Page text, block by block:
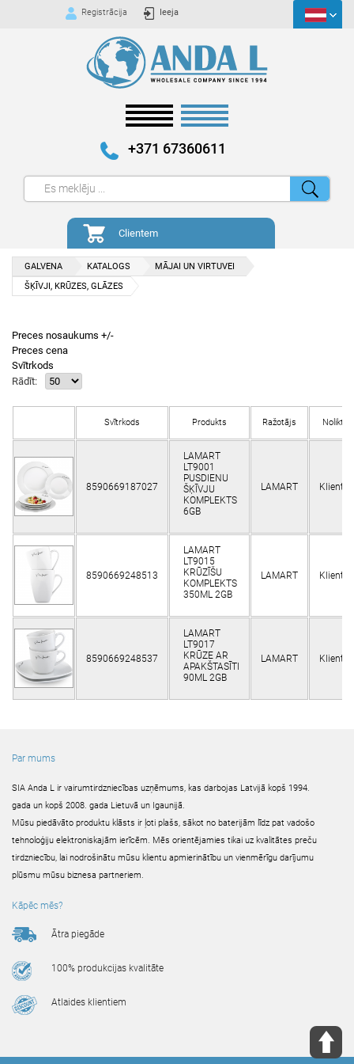
Registrācija Ieeja
+371 67360611
Clientem
GALVENA KATALOGS
MĀJAI UN VIRTUVEI
ŠĶĪVJI, KRŪZES, GLĀZES
Preces nosaukums +/-
Preces cena
Svītrkods
Rādīt:
Svītrkods Produkts Ražotājs
8590669187027
LAMART
LT9001
PUSDIENU
ŠĶĪVJU
KOMPLEKTS
6GB
LAMART
8590669248513
LAMART
LT9015
KRŪZĪŠU
KOMPLEKTS
350ML 2GB
LAMART
8590669248537
LAMART
LT9017
KRŪZE AR
APAKŠTASĪTI
90ML 2GB
LAMART
Par mums
SIA Anda L ir vairumtirdzniecības uzņēmums, kas darbojas Latvijā kopš 1994.
gada un kopš 2008. gada Lietuvā un Igaunijā.
Mūsu piedāvāto produktu klāsts ir ļoti plašs, sākot no baterijām līdz pat vadošo
tehnoloģiju elektroniskajām ierīcēm. Mēs orientējamies tikai uz kvalitātes preču
tirdzniecību, lai nodrošinātu mūsu klientu apmierinātību un vienmērīgu darījumu
plūsmu mūsu biznesa partneriem.
Kāpēc mēs?
Ātra piegāde
100% produkcijas kvalitāte
Atlaides klientiem